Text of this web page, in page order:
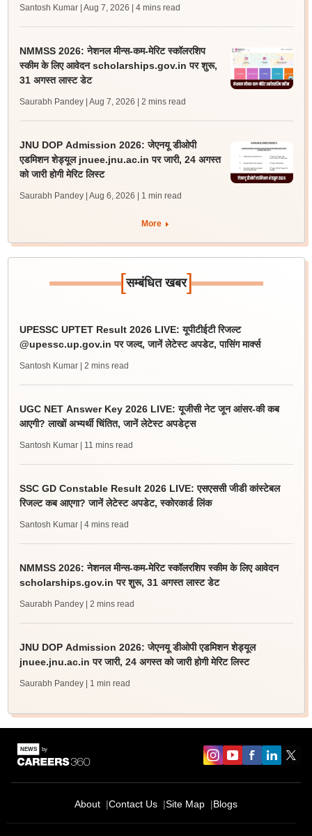
Santosh Kumar | Aug 7, 2026 | 4 mins read
NMMSS 2026: नेशनल मीन्स-कम-मेरिट स्कॉलरशिप
स्कीम के लिए आवेदन scholarships.gov.in पर शुरू,
31 अगस्त लास्ट डेट
Saurabh Pandey | Aug 7, 2026 | 2 mins read
JNU DOP Admission 2026: जेएनयू डीओपी
एडमिशन शेड्यूल jnuee.jnu.ac.in पर जारी, 24 अगस्त
को जारी होगी मेरिट लिस्ट
Saurabh Pandey | Aug 6, 2026 | 1 min read
More
[सम्बंधित खबर]
UPESSC UPTET Result 2026 LIVE: यूपीटीईटी रिजल्ट
@upessc.up.gov.in पर जल्द, जानें लेटेस्ट अपडेट, पासिंग मार्क्स
Santosh Kumar | 2 mins read
UGC NET Answer Key 2026 LIVE: यूजीसी नेट जून आंसर-की कब
आएगी? लाखों अभ्यर्थी चिंतित, जानें लेटेस्ट अपडेट्स
Santosh Kumar | 11 mins read
SSC GD Constable Result 2026 LIVE: एसएससी जीडी कांस्टेबल
रिजल्ट कब आएगा? जानें लेटेस्ट अपडेट, स्कोरकार्ड लिंक
Santosh Kumar | 4 mins read
NMMSS 2026: नेशनल मीन्स-कम-मेरिट स्कॉलरशिप स्कीम के लिए आवेदन
scholarships.gov.in पर शुरू, 31 अगस्त लास्ट डेट
Saurabh Pandey | 2 mins read
JNU DOP Admission 2026: जेएनयू डीओपी एडमिशन शेड्यूल
jnuee.jnu.ac.in पर जारी, 24 अगस्त को जारी होगी मेरिट लिस्ट
Saurabh Pandey | 1 min read
About Contact Us Site Map Blogs